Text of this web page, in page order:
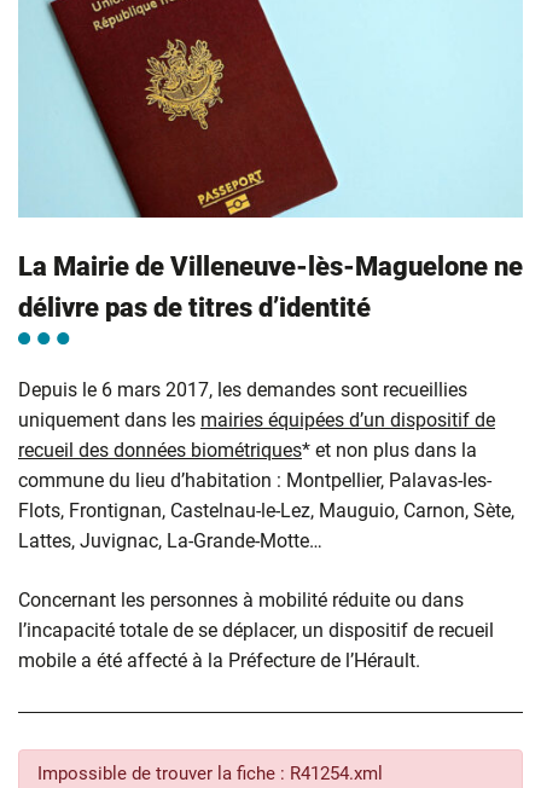
La Mairie de Villeneuve-lès-Maguelone ne
délivre pas de titres d’identité
Depuis le 6 mars 2017, les demandes sont recueillies
uniquement dans les mairies équipées d’un dispositif de
recueil des données biométriques* et non plus dans la
commune du lieu d’habitation : Montpellier, Palavas-les-
Flots, Frontignan, Castelnau-le-Lez, Mauguio, Carnon, Sète,
Lattes, Juvignac, La-Grande-Motte…
Concernant les personnes à mobilité réduite ou dans
l’incapacité totale de se déplacer, un dispositif de recueil
mobile a été affecté à la Préfecture de l’Hérault.
Impossible de trouver la fiche : R41254.xml